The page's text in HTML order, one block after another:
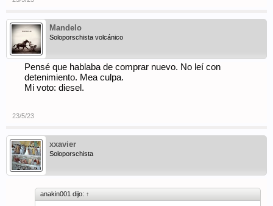
Mandelo
Soloporschista volcánico
Pensé que hablaba de comprar nuevo. No leí con
detenimiento. Mea culpa.
Mi voto: diesel.
23/5/23
xxavier
Soloporschista
anakin001 dijo: ↑